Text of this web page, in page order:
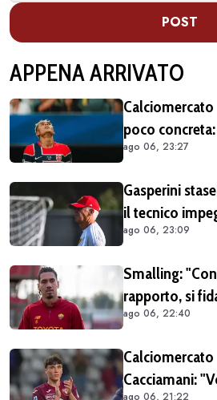
POST
APPENA ARRIVATO
poco
positivo dal
ago 06, 23:27
Gasperini
il tecnico
mercato
ago 06, 23:09
Smalling:
rapporto, si
mi criticò? Mi
avevo
antidolorifici"
ago 06, 22:40
Calciomercato
Cacciamani:
ago 06, 21:22